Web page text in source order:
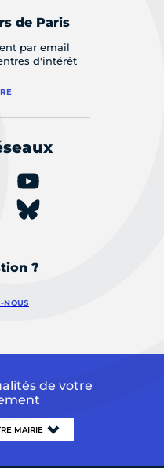
de Paris
par email
d'intérêt
?
NOUS
de votre